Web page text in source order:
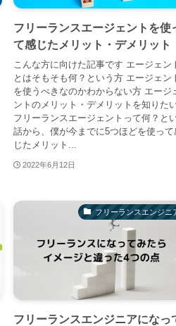
フリーランスエージェントを使
て感じたメリット・デメリット
こんな方に向けた記事です エージェン
とはそもそも何？という方 エージェン
を使うべきなのかわからない方 エージ
ントのメリット・デメリットを知りた
フリーランスエージェントって何？と
話から、僕が今までに5つほどを使って
じたメリット...
2022年6月12日
フリーランスエンジニ
フリーランスエンジニアになっ